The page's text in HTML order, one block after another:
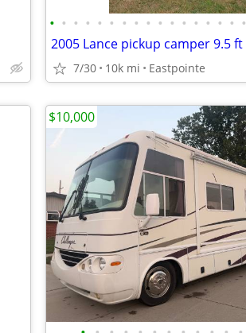
• • • • • • • • • • • • • • • • •
2005 Lance pickup camper 9.5 ft
7/30 10k mi Eastpointe
$10,000